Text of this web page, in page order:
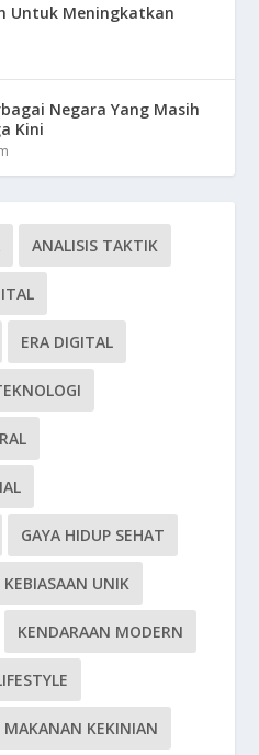
Untuk Meningkatkan
Negara Yang Masih
Kini
ANALISIS TAKTIK
ERA DIGITAL
GAYA HIDUP SEHAT
KEBIASAAN UNIK
KENDARAAN MODERN
MAKANAN KEKINIAN